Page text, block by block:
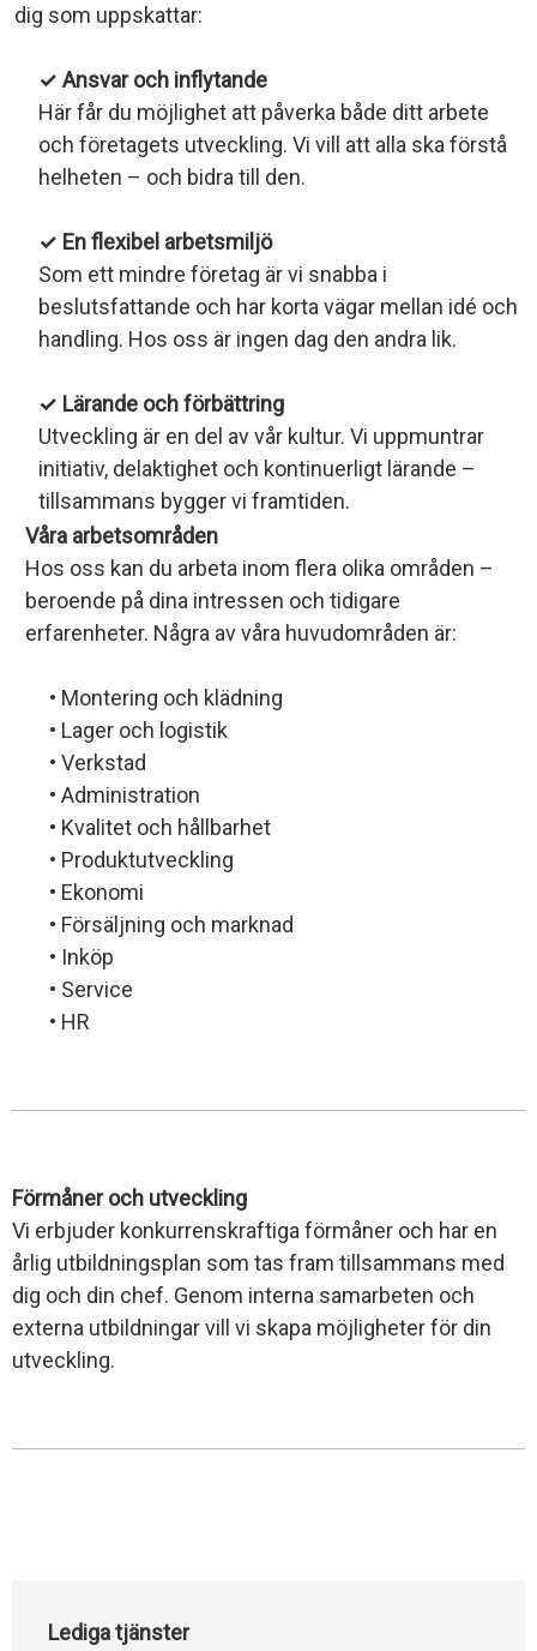
dig som uppskattar:
✓ Ansvar och inflytande
Här får du möjlighet att påverka både ditt arbete
och företagets utveckling. Vi vill att alla ska förstå
helheten – och bidra till den.
✓ En flexibel arbetsmiljö
Som ett mindre företag är vi snabba i
beslutsfattande och har korta vägar mellan idé och
handling. Hos oss är ingen dag den andra lik.
✓ Lärande och förbättring
Utveckling är en del av vår kultur. Vi uppmuntrar
initiativ, delaktighet och kontinuerligt lärande –
tillsammans bygger vi framtiden.
Våra arbetsområden
Hos oss kan du arbeta inom flera olika områden –
beroende på dina intressen och tidigare
erfarenheter. Några av våra huvudområden är:
• Montering och klädning
• Lager och logistik
• Verkstad
• Administration
• Kvalitet och hållbarhet
• Produktutveckling
• Ekonomi
• Försäljning och marknad
• Inköp
• Service
• HR
Förmåner och utveckling
Vi erbjuder konkurrenskraftiga förmåner och har en
årlig utbildningsplan som tas fram tillsammans med
dig och din chef. Genom interna samarbeten och
externa utbildningar vill vi skapa möjligheter för din
utveckling.
Lediga tjänster